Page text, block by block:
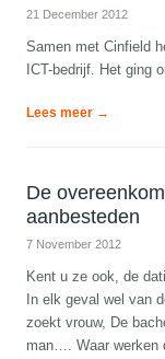
21 December 2012
Samen met Cinfield
ICT-bedrijf. Het ging
Lees meer →
De
aanbesteden
7 November 2012
Kent u ze ook, de
In elk geval wel van
zoekt vrouw, De
man…. Waar werken